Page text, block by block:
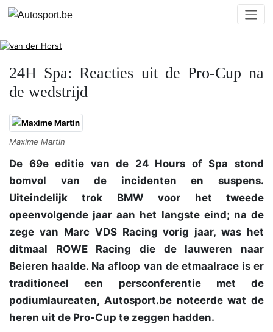
24H Spa: Reacties uit de Pro-Cup na
de wedstrijd
Maxime Martin
De 69e editie van de 24 Hours of Spa stond
bomvol van de incidenten en suspens.
Uiteindelijk trok BMW voor het tweede
opeenvolgende jaar aan het langste eind; na de
zege van Marc VDS Racing vorig jaar, was het
ditmaal ROWE Racing die de lauweren naar
Beieren haalde. Na afloop van de etmaalrace is er
traditioneel een persconferentie met de
podiumlaureaten, Autosport.be noteerde wat de
heren uit de Pro-Cup te zeggen hadden.